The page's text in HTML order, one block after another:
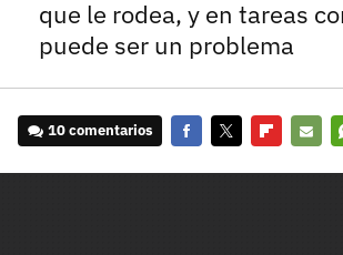
que le rodea, y en tareas
puede ser un problema
10 comentarios